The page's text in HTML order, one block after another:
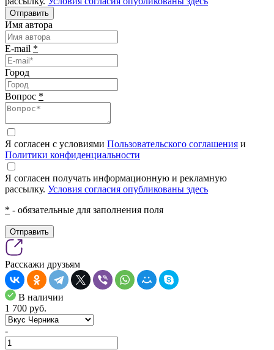
Отправить
Имя автора
E-mail *
Город
Вопрос *
Я согласен с условиями Пользовательского соглашения и
Политики конфиденциальности
Я согласен получать информационную и рекламную
рассылку. Условия согласия опубликованы здесь
* - обязательные для заполнения поля
Отправить
Расскажи друзьям
В наличии
1 700 pуб.
-